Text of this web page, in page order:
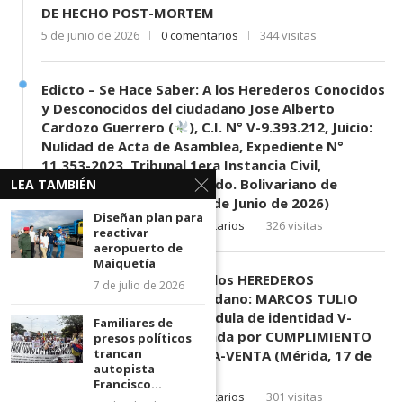
DE HECHO POST-MORTEM
5 de junio de 2026 0 comentarios 344 visitas
Edicto – Se Hace Saber: A los Herederos Conocidos
y Desconocidos del ciudadano Jose Alberto
Cardozo Guerrero (
), C.I. N° V-9.393.212, Juicio:
Nulidad de Acta de Asamblea, Expediente N°
11.353-2023, Tribunal 1era Instancia Civil,
Mercantil y Tránsito del Edo. Bolivariano de
Mérida, sede El Vigía. (11 de Junio de 2026)
11 de junio de 2026 0 comentarios 326 visitas
EDICTO SE HACE SABER: A los HEREDEROS
DESCONOCIDOS del ciudadano: MARCOS TULIO
MORENO HERRERA, (
) cédula de identidad V-
3.003.963, Parte demandada por CUMPLIMIENTO
DE CONTRATO DE COMPRA-VENTA (Mérida, 17 de
Junio de 2026)
0 comentarios 301 visitas
LEA TAMBIÉN
Diseñan plan para
reactivar
aeropuerto de
Maiquetía
7 de julio de 2026
Familiares de
presos políticos
trancan
autopista
Francisco...